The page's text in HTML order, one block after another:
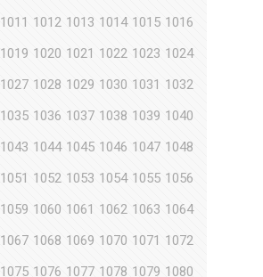
1011 1012 1013 1014 1015 1016
1019 1020 1021 1022 1023 1024
1027 1028 1029 1030 1031 1032
1035 1036 1037 1038 1039 1040
1043 1044 1045 1046 1047 1048
1051 1052 1053 1054 1055 1056
1059 1060 1061 1062 1063 1064
1067 1068 1069 1070 1071 1072
1075 1076 1077 1078 1079 1080